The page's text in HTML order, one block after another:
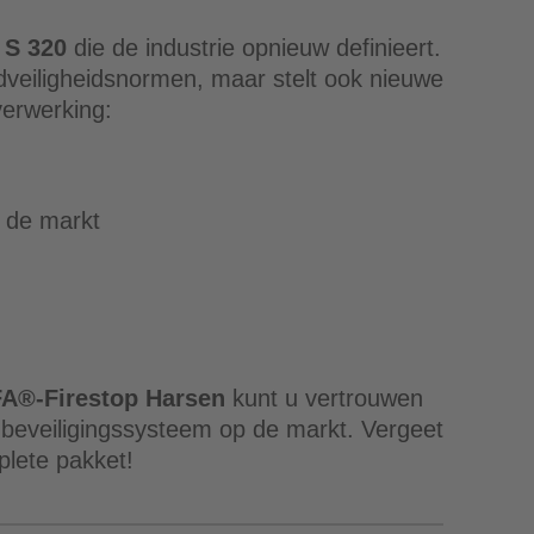
320 die de industrie opnieuw definieert.
maar stelt ook nieuwe
markt
Firestop Harsen kunt u vertrouwen
op de markt. Vergeet
pakket!